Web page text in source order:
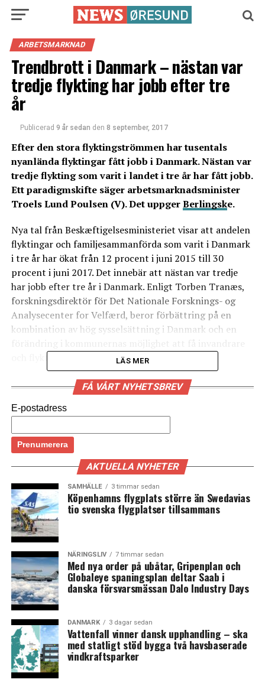
ARBETSMARKNAD
Trendbrott i Danmark – nästan var
tredje flykting har jobb efter tre
år
Publicerad 9 år sedan den 8 september, 2017
Efter den stora flyktingströmmen har tusentals
nyanlända flyktingar fått jobb i Danmark. Nästan var
tredje flykting som varit i landet i tre år har fått jobb.
Ett paradigmskifte säger arbetsmarknadsminister
Troels Lund Poulsen (V). Det uppgerBerlingske.
Nya tal från Beskæftigelsesministeriet visar att andelen
flyktingar och familjesammanförda som varit i Danmark
i tre år har ökat från 12 procent i juni 2015 till 30
procent i juni 2017. Det innebär att nästan var tredje
har jobb efter tre år i Danmark. Enligt Torben Tranæs,
forskningsdirektör för Det Nationale Forsknings- og
Analysecenter for Velfærd, beror förbättring på en
kombination av hög sysselsättning i Danmark och en
och flyktingar i arbete. (News Öresund)
LÄS OCKSÅ:
Bilförsäljningen i Danmark rasade med 60 procent sista
Danska tågfonden får ytterligare två miljarder – mot
regeringens vilja
LÄS MER
FÅ VÅRT NYHETSBREV
E-postadress
AKTUELLA NYHETER
SAMHÄLLE 3 timmar sedan
Köpenhamns flygplats större än Swedavias
tio svenska flygplatser tillsammans
NÄRINGSLIV 7 timmar sedan
Med nya order på ubåtar, Gripenplan och
Globaleye spaningsplan deltar Saab i
danska försvarsmässan Dalo Industry Days
DANMARK 3 dagar sedan
Vattenfall vinner dansk upphandling – ska
med statligt stöd bygga två havsbaserade
vindkraftsparker